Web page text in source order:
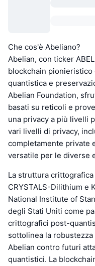
Che cos'è Abeliano?
Abelian, con ticker
blockchain
quantistica e
Abelian Foundation,
basati su reticoli e
una privacy a più livelli
vari livelli di privacy,
completamente private
versatile per le diverse
La struttura
CRYSTALS-Dilithium e
National Institute of
degli Stati Uniti come
crittografici post-
sottolinea la
Abelian contro futuri
quantistici. La